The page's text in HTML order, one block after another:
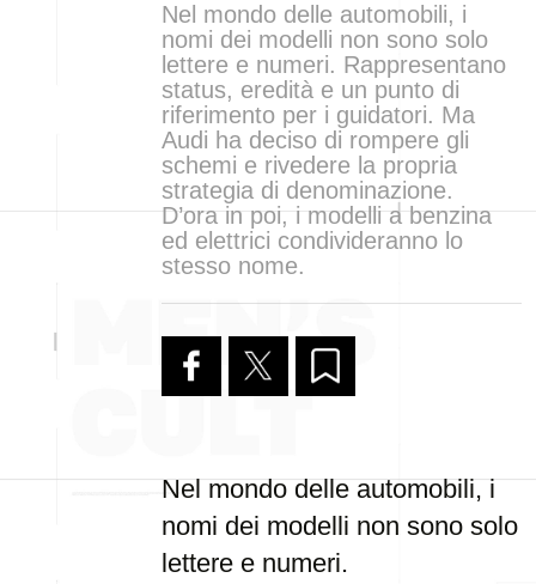
Nel mondo delle automobili, i
nomi dei modelli non sono solo
lettere e numeri. Rappresentano
status, eredità e un punto di
riferimento per i guidatori. Ma
Audi ha deciso di rompere gli
schemi e rivedere la propria
strategia di denominazione.
D’ora in poi, i modelli a benzina
ed elettrici condivideranno lo
stesso nome.
Nel mondo delle automobili, i
nomi dei modelli non sono solo
lettere e numeri.